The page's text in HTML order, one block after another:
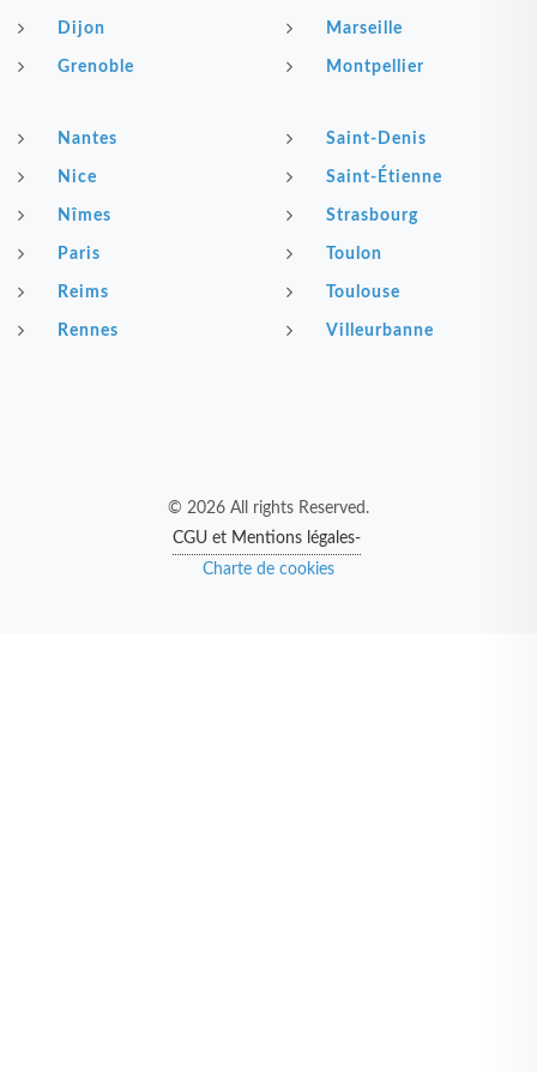
Dijon
Grenoble
Marseille
Montpellier
Nantes
Nice
Nîmes
Paris
Reims
Rennes
Saint-Denis
Saint-Étienne
Strasbourg
Toulon
Toulouse
Villeurbanne
© 2026 All rights Reserved.
CGU et Mentions légales-
Charte de cookies